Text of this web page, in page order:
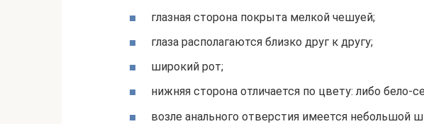
глазная сторона покрыта мелкой чешуей;
глаза располагаются близко друг к другу;
широкий рот;
нижняя сторона отличается по цвету: либо бело-
возле анального отверстия имеется небольшой